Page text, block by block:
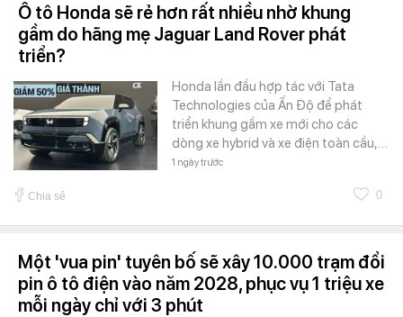
Ô tô Honda sẽ rẻ hơn rất nhiều nhờ khung
gầm do hãng mẹ Jaguar Land Rover phát
triển?
Honda lần đầu hợp tác với Tata
Technologies của Ấn Độ để phát
triển khung gầm xe mới cho các
dòng xe hybrid và xe điện toàn cầu,…
1 ngày trước
Chia sẻ 0
Một 'vua pin' tuyên bố sẽ xây 10.000 trạm đổi
pin ô tô điện vào năm 2028, phục vụ 1 triệu xe
mỗi ngày chỉ với 3 phút